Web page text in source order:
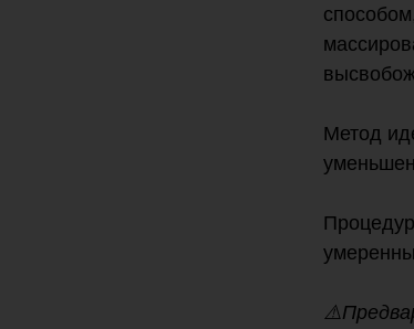
Метод